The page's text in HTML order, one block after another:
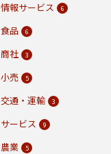
情報サービス 6
食品 6
商社 3
小売 5
交通・運輸 3
サービス 9
農業 5